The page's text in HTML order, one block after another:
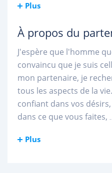
Plus
À propos du
J'espère que l'homme
convaincu que je suis
mon partenaire, je
tous les aspects de la
confiant dans vos
dans ce que vous faites,
Plus